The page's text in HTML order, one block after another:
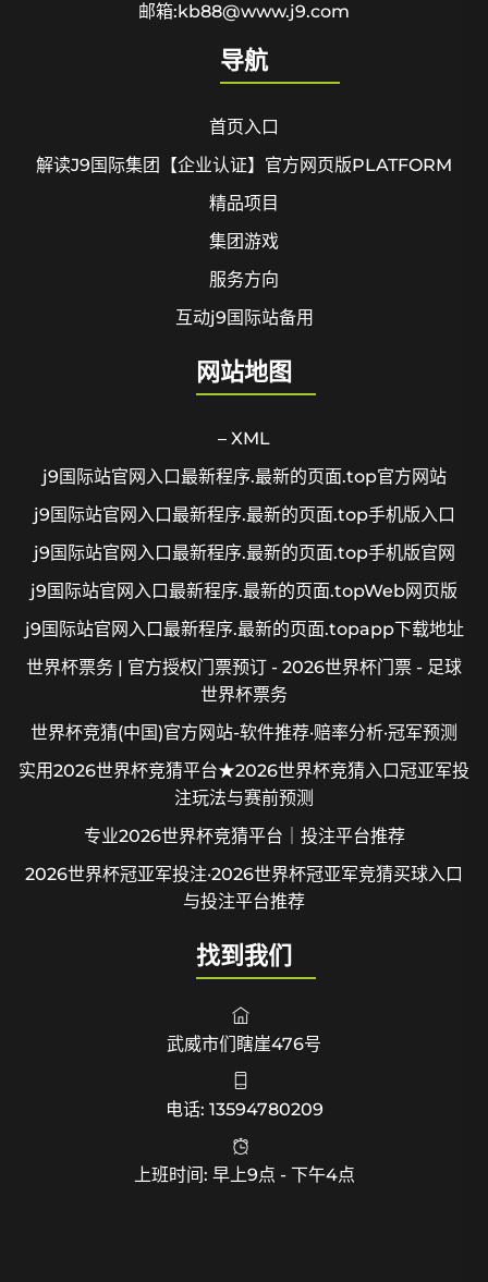
邮箱:kb88@www.j9.com
导航
首页入口
解读J9国际集团【企业认证】官方网页版PLATFORM
精品项目
集团游戏
服务方向
互动j9国际站备用
网站地图
– XML
j9国际站官网入口最新程序.最新的页面.top官方网站
j9国际站官网入口最新程序.最新的页面.top手机版入口
j9国际站官网入口最新程序.最新的页面.top手机版官网
j9国际站官网入口最新程序.最新的页面.topWeb网页版
j9国际站官网入口最新程序.最新的页面.topapp下载地址
世界杯票务 | 官方授权门票预订 - 2026世界杯门票 - 足球
世界杯票务
世界杯竞猜(中国)官方网站-软件推荐·赔率分析·冠军预测
实用2026世界杯竞猜平台★2026世界杯竞猜入口冠亚军投
注玩法与赛前预测
专业2026世界杯竞猜平台｜投注平台推荐
2026世界杯冠亚军投注·2026世界杯冠亚军竞猜买球入口
与投注平台推荐
找到我们
武威市们瞎崖476号
电话: 13594780209
上班时间: 早上9点 - 下午4点